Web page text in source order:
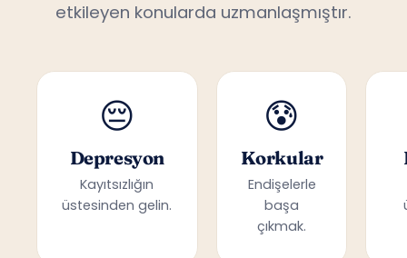
etkileyen konularda uzmanlaşmıştır.
😔
Depresyon
Kayıtsızlığın
üstesinden gelin.
😰
Korkular
Endişelerle
başa
çıkmak.